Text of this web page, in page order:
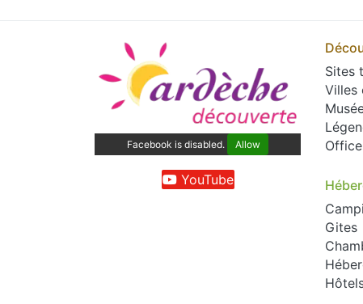
Facebook is disabled. Allow
YouTube
Sites
Villes
Gites